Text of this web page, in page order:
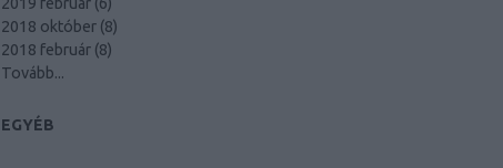
2018 október (8)
2018 február (8)
Tovább...
EGYÉB